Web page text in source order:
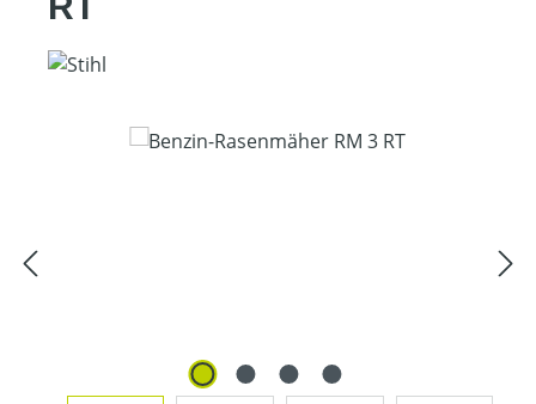
Bildergalerie überspringen